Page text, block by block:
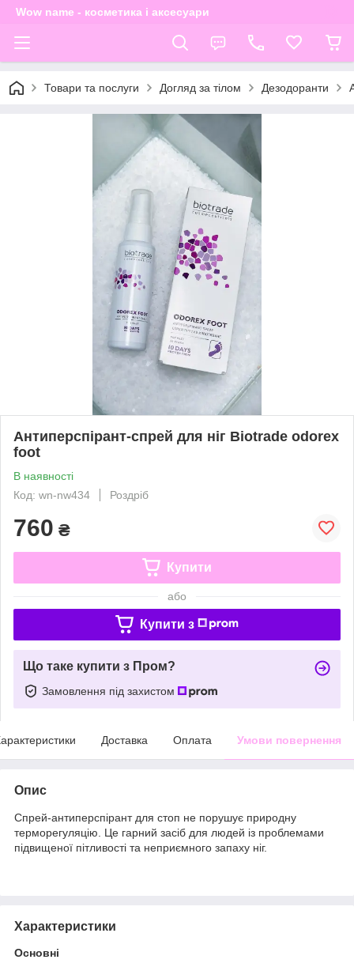
Wow name - косметика і аксесуари
Товари та послуги Догляд за тілом Дезодоранти
Антиперспірант-спрей для ніг Biotrade odorex
foot
В наявності
Код: wn-nw434
Роздріб
760 ₴
Купити
або
Купити з
Що таке купити з Пром?
Замовлення під захистом
Доставка Оплата Умови повернення
Опис
Спрей-антиперспірант для стоп не порушує природну
терморегуляцію. Це гарний засіб для людей із проблемами
підвищеної пітливості та неприємного запаху ніг.
Характеристики
Основні